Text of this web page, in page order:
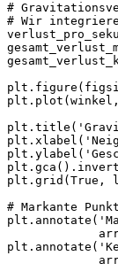
#
# Wir
plt.plot(winkel,
plt.grid(True,
# Markante